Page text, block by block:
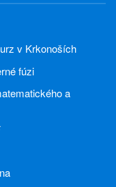
v Krkonoších
fúzi
a